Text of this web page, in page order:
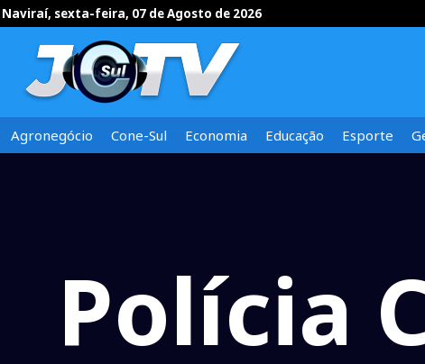
Naviraí, sexta-feira, 07 de Agosto de 2026
Agronegócio Cone-Sul Economia Educação Esporte
Polícia